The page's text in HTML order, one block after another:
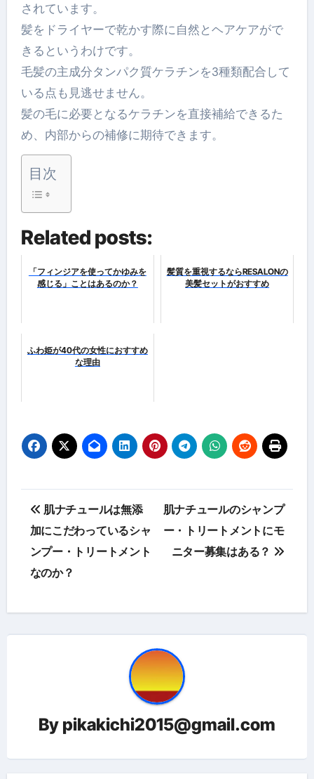
されています。
髪をドライヤーで乾かす際に自然とヘアケアがで
きるというわけです。
毛髪の主成分タンパク質ケラチンを3種類配合して
いる点も見逃せません。
髪の毛に必要となるケラチンを直接補給できるた
め、内部からの補修に期待できます。
目次
Related posts:
「フィンジアを使ってかゆみを
感じる」ことはあるのか？
髪質を重視するならRESALONの
美髪セットがおすすめ
ふわ姫が40代の女性におすすめ
な理由
投
稿
ナ
ゲ
ン
肌ナチュールは無添
加にこだわっているシャ
ンプー・トリートメント
なのか？
肌ナチュールのシャンプ
ー・トリートメントにモ
ニター募集はある？
By pikakichi2015@gmail.com